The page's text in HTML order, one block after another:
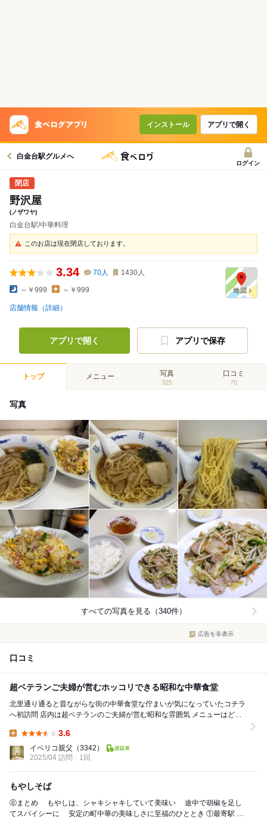
インストール アプリで開く
白金台駅グルメへ
ログイン
野沢屋
(ノザワヤ)
白金台駅/中華料理
このお店は現在閉店しております。
3.34 70人 1430人
～￥999 ～￥999
店舗情報（詳細）
アプリで開く アプリで保存
トップ メニュー 写真
325
口コミ
70
写真
すべての写真を見る（340件）
広告を非表示
口コミ
超ベテランご夫婦が営むホッコリできる昭和な中華食堂
北里通り通ると昔ながらな街の中華食堂な佇まいが気になっていたコチラ
へ初訪問 店内は超ベテランのご夫婦が営む昭和な雰囲気 メニューはどれ
3.6
イベリコ親父 （3342）
2025/04 訪問
1回
もやしそば
⓪まとめ もやしは、シャキシャキしていて美味い 途中で胡椒を足し
てスパイシーに 安定の町中華の美味しさに至福のひととき ①最寄駅